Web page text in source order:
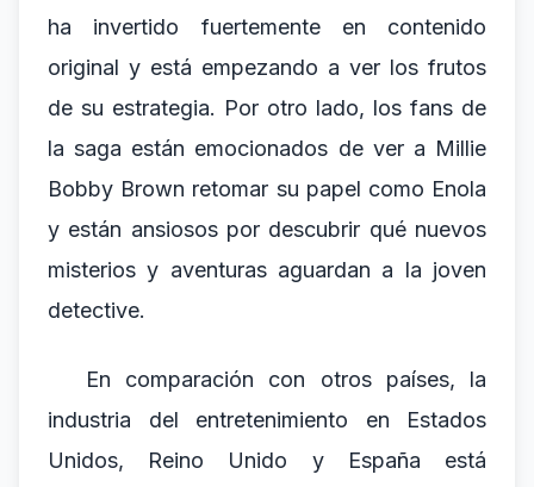
ha invertido fuertemente en contenido
original y está empezando a ver los frutos
de su estrategia. Por otro lado, los fans de
la saga están emocionados de ver a Millie
Bobby Brown retomar su papel como Enola
y están ansiosos por descubrir qué nuevos
misterios y aventuras aguardan a la joven
detective.
En comparación con otros países, la
industria del entretenimiento en Estados
Unidos, Reino Unido y España está